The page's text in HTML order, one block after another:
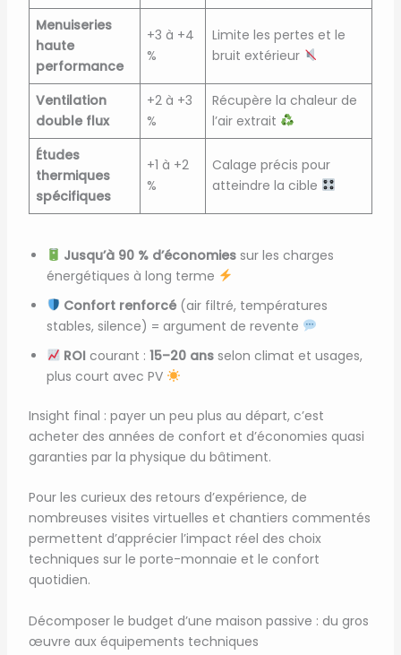
Menuiseries
haute
performance
+3 à +4
%
Limite les pertes et le
bruit extérieur
Ventilation
double flux
+2 à +3
%
Récupère la chaleur de
l’air extrait
Études
thermiques
spécifiques
+1 à +2
%
Calage précis pour
atteindre la cible
Jusqu’à 90 % d’économies sur les charges
énergétiques à long terme
Confort renforcé (air filtré, températures
stables, silence) = argument de revente
ROI courant :15–20 ans selon climat et usages,
plus court avec PV
Insight final : payer un peu plus au départ, c’est
acheter des années de confort et d’économies quasi
garanties par la physique du bâtiment.
Pour les curieux des retours d’expérience, de
nombreuses visites virtuelles et chantiers commentés
permettent d’apprécier l’impact réel des choix
techniques sur le porte-monnaie et le confort
quotidien.
Décomposer le budget d’une maison passive : du gros
œuvre aux équipements techniques